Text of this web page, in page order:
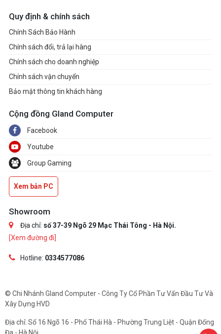
Quy định & chính sách
Chính Sách Bảo Hành
Chính sách đổi, trả lại hàng
Chính sách cho doanh nghiệp
Chính sách vận chuyển
Bảo mật thông tin khách hàng
Cộng đồng Gland Computer
Facebook
Youtube
Group Gaming
Xem bản PC
Showroom
Địa chỉ: số 37-39 Ngõ 29 Mạc Thái Tông - Hà Nội.
[Xem đường đi]
Hotline: 0334577086
© Chi Nhánh Gland Computer - Công Ty Cổ Phần Tư Vấn Đầu Tư Và
Xây Dựng HVD
Địa chỉ: Số 16 Ngõ 16 - Phố Thái Hà - Phường Trung Liệt - Quận Đống